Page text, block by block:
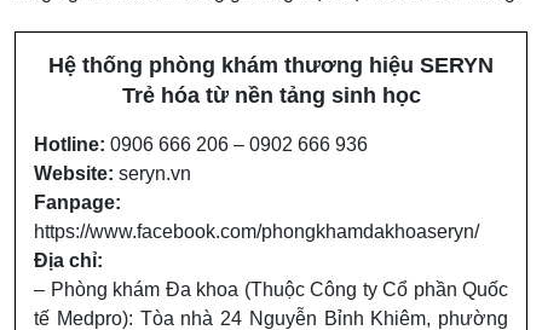
Hệ thống phòng khám thương hiệu SERYN
Trẻ hóa từ nền tảng sinh học
Hotline: 0906 666 206 – 0902 666 936
Website: seryn.vn
Fanpage:
https://www.facebook.com/phongkhamdakhoaseryn/
Địa chỉ:
– Phòng khám Đa khoa (Thuộc Công ty Cổ phần Quốc
tế Medpro): Tòa nhà 24 Nguyễn Bỉnh Khiêm, phường